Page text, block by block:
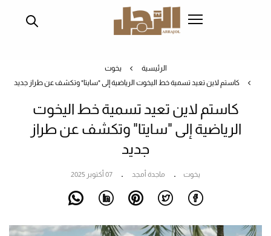
الرئيسية
يخوت
كاستم لاين تعيد تسمية خط اليخوت الرياضية إلى "سايتا" وتكشف عن طراز جديد
كاستم لاين تعيد تسمية خط اليخوت
الرياضية إلى "سايتا" وتكشف عن طراز
جديد
يخوت ماجدة أمجد 07 أكتوبر 2025